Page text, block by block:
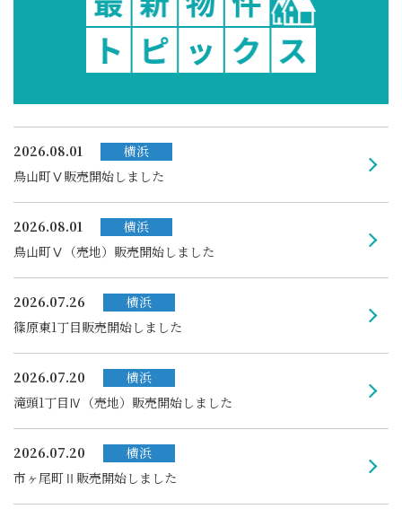
2026.08.01
横浜
鳥山町Ⅴ販売開始しました
2026.08.01
横浜
鳥山町Ⅴ（売地）販売開始しました
2026.07.26
横浜
篠原東1丁目販売開始しました
2026.07.20
横浜
滝頭1丁目Ⅳ（売地）販売開始しました
2026.07.20
横浜
市ヶ尾町Ⅱ販売開始しました